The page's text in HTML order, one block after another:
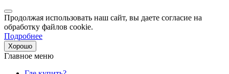
Продолжая использовать наш сайт, вы даете согласие на
обработку файлов cookie.
Подробнее
Хорошо
Главное меню